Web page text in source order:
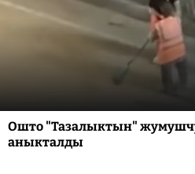
Ошто "Тазалыктын"
аныкталды